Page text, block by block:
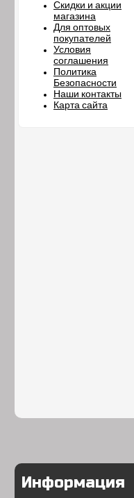
Скидки и акции
магазина
Для оптовых
покупателей
Условия
соглашения
Политика
Безопасности
Наши контакты
Карта сайта
Информация